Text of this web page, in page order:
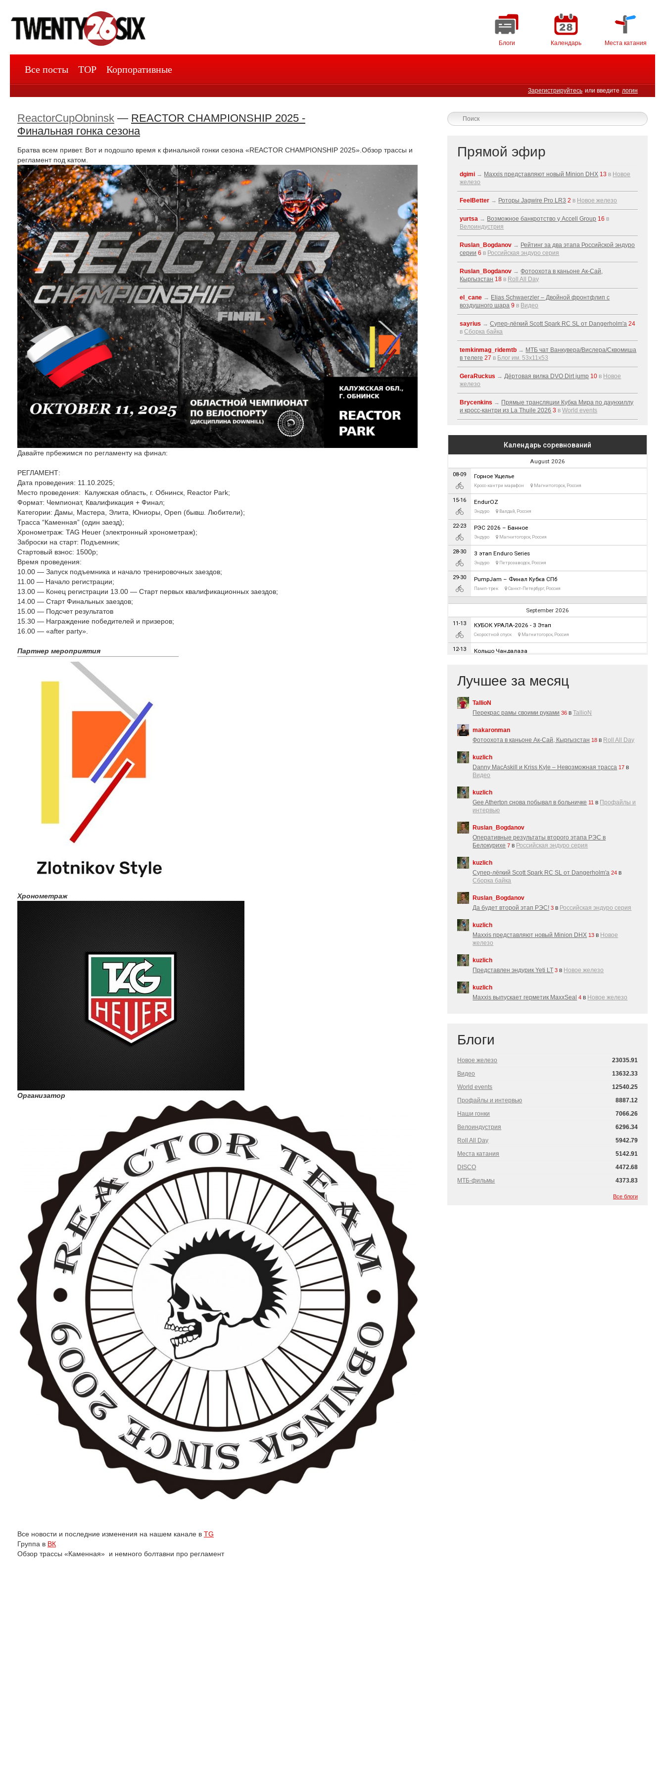
Блоги Календарь Места катания
Зарегистрируйтесь или введите логин
Все посты TOP Корпоративные
ReactorCupObninsk — REACTOR CHAMPIONSHIP 2025 -
Финальная гонка сезона
Братва всем привет. Вот и подошло время к финальной гонки сезона «REACTOR CHAMPIONSHIP 2025».Обзор трассы и
регламент под катом.
Давайте прбежимся по регламенту на финал:
РЕГЛАМЕНТ:
Дата проведения: 11.10.2025;
Место проведения: Калужская область, г. Обнинск, Reactor Park;
Формат: Чемпионат, Квалификация + Финал;
Категории: Дамы, Мастера, Элита, Юниоры, Open (бывш. Любители);
Трасса “Каменная” (один заезд);
Хронометраж: TAG Heuer (электронный хронометраж);
Заброски на старт: Подъемник;
Стартовый взнос: 1500р;
Время проведения:
10.00 — Запуск подъемника и начало тренировочных заездов;
11.00 — Начало регистрации;
13.00 — Конец регистрации 13.00 — Старт первых квалификационных заездов;
14.00 — Старт Финальных заездов;
15.00 — Подсчет результатов
15.30 — Награждение победителей и призеров;
16.00 — «after party».
Партнер мероприятия
Хронометраж
Организатор
Все новости и последние изменения на нашем канале в TG
Группа в ВК
Обзор трассы «Каменная» и немного болтавни про регламент
Прямой эфир
dgimi → Maxxis представляют новый Minion DHX 13 в Новое
железо
FeelBetter → Роторы Jagwire Pro LR3 2 в Новое железо
yurtsa → Возможное банкротство у Accell Group 16 в
Велоиндустрия
Ruslan_Bogdanov → Рейтинг за два этапа Российской эндуро
серии 6 в Российская эндуро серия
Ruslan_Bogdanov →Фотоохота в каньоне Ак-Cай,
Кыргызстан 18 в Roll All Day
el_cane → Elias Schwaerzler – Двойной фронтфлип с
воздушного шара 9 в Видео
sayrius →Супер-лёгкий Scott Spark RC SL от Dangerholm'a 24
вСборка байка
temkinmag_ridemtb → МТБ чат Ванкувера/Вислера/Сквомиша
в телеге 27 в Блог им. 53x11x53
GeraRuckus →Дёртовая вилка DVO Dirt jump 10 в Новое
железо
Brycenkins → Прямые трансляции Кубка Мира по даунхиллу
и кросс-кантри из La Thuile 2026 3 вWorld events
Лучшее за месяц
TallioN
Перекрас рамы своими руками 36 вTallioN
makaronman
Фотоохота в каньоне Ак-Cай, Кыргызстан 18 в Roll All Day
kuzlich
Danny MacAskill и Kriss Kyle – Невозможная трасса 17 в
Видео
kuzlich
Gee Atherton снова побывал в больничке 11 в Профайлы и
интервью
Ruslan_Bogdanov
Оперативные результаты второго этапа РЭС в
Белокурихе 7 в Российская эндуро серия
kuzlich
Супер-лёгкий Scott Spark RC SL от Dangerholm'a 24 в
Сборка байка
Ruslan_Bogdanov
Да будет второй этап РЭС! 3 в Российская эндуро серия
kuzlich
Maxxis представляют новый Minion DHX 13 в Новое
железо
kuzlich
Представлен эндурик Yeti LT 3 в Новое железо
kuzlich
Maxxis выпускает герметик MaxxSeal 4 в Новое железо
Блоги
Новое железо
23035.91
Видео
13632.33
World events
12540.25
Профайлы и интервью
8887.12
Наши гонки
7066.26
Велоиндустрия
6296.34
Roll All Day
5942.79
Места катания
5142.91
DISCO
4472.68
МТБ-фильмы
4373.83
Все блоги